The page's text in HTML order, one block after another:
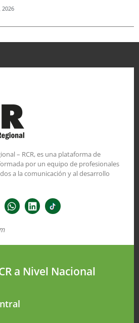
2026
– RCR, es una plataforma de
por un equipo de profesionales
a la comunicación y al desarrollo
a Nivel Nacional